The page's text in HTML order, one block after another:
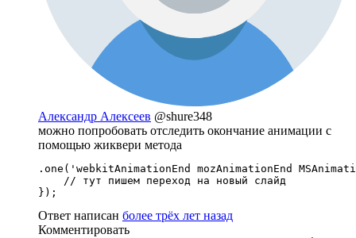
Александр Алексеев @shure348
можно попробовать отследить окончание анимации с
помощью жиквери метода
.one('webkitAnimationEnd mozAnimationEnd
    // тут пишем переход на новый слайд
});
Ответ написан более трёх лет назад
Комментировать